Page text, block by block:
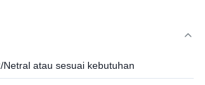
Netral atau sesuai kebutuhan